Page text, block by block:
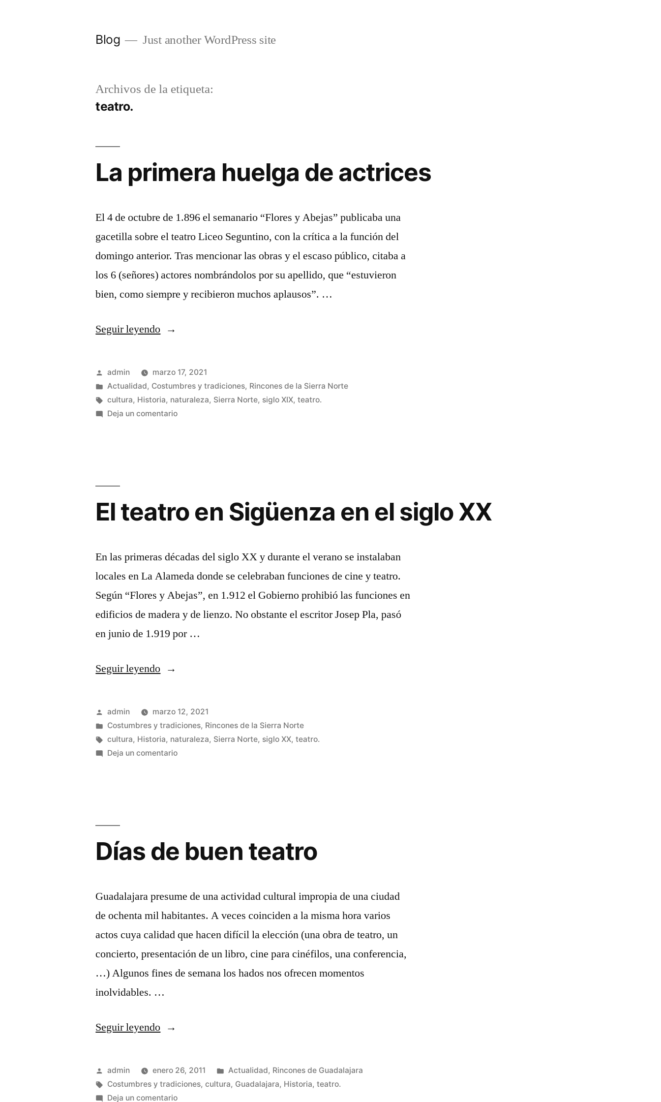
Blog Just another WordPress site
Archivos de la etiqueta:
teatro.
La primera huelga de actrices
El 4 de octubre de 1.896 el semanario “Flores y Abejas” publicaba una
gacetilla sobre el teatro Liceo Seguntino, con la crítica a la función del
domingo anterior. Tras mencionar las obras y el escaso público, citaba a
los 6 (señores) actores nombrándolos por su apellido, que “estuvieron
bien, como siempre y recibieron muchos aplausos”. …
Seguir leyendo«La
huelga
de
actrices»
Publicado
por
admin
marzo 17, 2021
Publicado
en
Actualidad, Costumbres y tradiciones, Rincones de la Sierra Norte
Etiquetas:
cultura, Historia, naturaleza, Sierra Norte, siglo XIX,teatro.
Deja un comentarioen
El teatro en Sigüenza en el siglo XX
En las primeras décadas del siglo XX y durante el verano se instalaban
locales en La Alameda donde se celebraban funciones de cine y teatro.
Según “Flores y Abejas”, en 1.912 el Gobierno prohibió las funciones en
edificios de madera y de lienzo. No obstante el escritor Josep Pla, pasó
en junio de 1.919 por …
Seguir leyendo«El
en
Sigüenza
en
Publicado
por
admin
marzo 12, 2021
Publicado
en
Costumbres y tradiciones, Rincones de la Sierra Norte
Etiquetas:
cultura, Historia, naturaleza, Sierra Norte, siglo XX,teatro.
Deja un comentarioen
siglo
XX
Días de buen teatro
Guadalajara presume de una actividad cultural impropia de una ciudad
de ochenta mil habitantes. A veces coinciden a la misma hora varios
actos cuya calidad que hacen difícil la elección (una obra de teatro, un
concierto, presentación de un libro, cine para cinéfilos, una conferencia,
…) Algunos fines de semana los hados nos ofrecen momentos
inolvidables. …
Seguir leyendo«Días
buen
teatro»
Publicado
por
admin enero 26, 2011
Publicado
en
Actualidad, Rincones de Guadalajara
Etiquetas:
Costumbres y tradiciones,cultura, Guadalajara, Historia,teatro.
Deja un comentarioen